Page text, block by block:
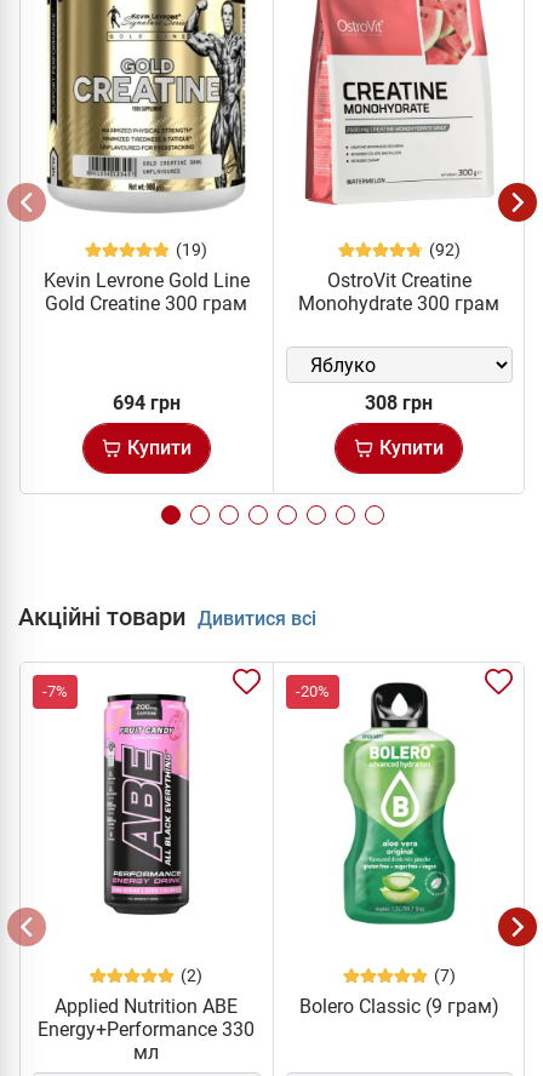
(19)
Kevin Levrone Gold Line
Gold Creatine 300 грам
694 грн
Купити
(92)
OstroVit Creatine
Monohydrate 300 грам
308 грн
Купити
Акційні товари Дивитися всі
-7%
(2)
Applied Nutrition ABE
Energy+Performance 330
мл
-20%
(7)
Bolero Classic (9 грам)